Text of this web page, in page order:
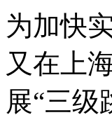
为加快
又在上
展“三